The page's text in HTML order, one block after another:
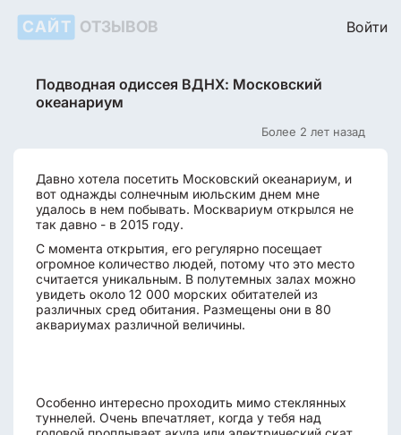
САЙТ ОТЗЫВОВ Войти
Подводная одиссея ВДНХ: Московский
океанариум
Более 2 лет назад
Давно хотела посетить Московский океанариум, и
вот однажды солнечным июльским днем мне
удалось в нем побывать. Москвариум открылся не
так давно - в 2015 году.
С момента открытия, его регулярно посещает
огромное количество людей, потому что это место
считается уникальным. В полутемных залах можно
увидеть около 12 000 морских обитателей из
различных сред обитания. Размещены они в 80
аквариумах различной величины.
Особенно интересно проходить мимо стеклянных
туннелей. Очень впечатляет, когда у тебя над